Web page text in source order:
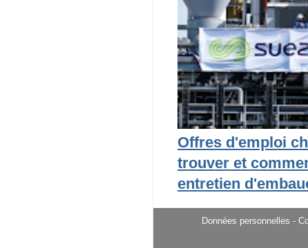
Offres d'emploi
trouver et
entretien
Données personnelles -